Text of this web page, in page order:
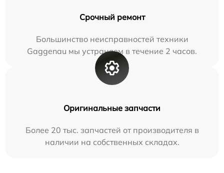
Срочный ремонт
Большинство неисправностей техники
Gaggenau мы устраняем в течение 2 часов.
Оригинальные запчасти
Более 20 тыс. запчастей от производителя в
наличии на собственных складах.